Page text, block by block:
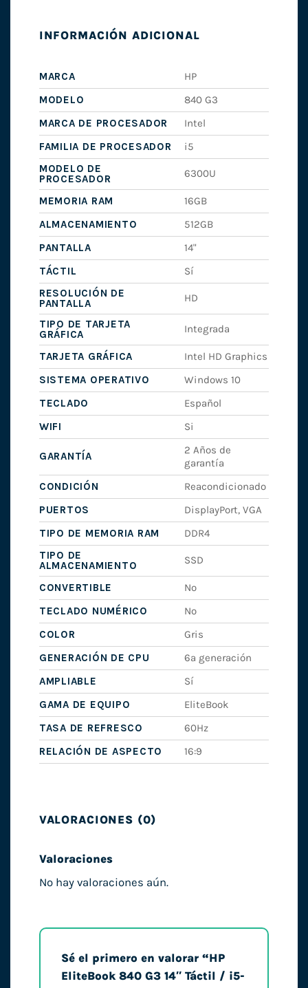
INFORMACIÓN ADICIONAL
MARCA
HP
MODELO
840 G3
MARCA DE PROCESADOR
Intel
FAMILIA DE PROCESADOR
i5
MODELO DE
PROCESADOR
6300U
MEMORIA RAM
16GB
ALMACENAMIENTO
512GB
PANTALLA
14"
TÁCTIL
Sí
RESOLUCIÓN DE
PANTALLA
HD
TIPO DE TARJETA
GRÁFICA
Integrada
TARJETA GRÁFICA
Intel HD Graphics
SISTEMA OPERATIVO
Windows 10
TECLADO
Español
WIFI
Si
GARANTÍA
2 Años de
garantía
CONDICIÓN
Reacondicionado
PUERTOS
DisplayPort, VGA
TIPO DE MEMORIA RAM
DDR4
TIPO DE
ALMACENAMIENTO
SSD
CONVERTIBLE
No
TECLADO NUMÉRICO
No
COLOR
Gris
GENERACIÓN DE CPU
6ª generación
AMPLIABLE
Sí
GAMA DE EQUIPO
EliteBook
TASA DE REFRESCO
60Hz
RELACIÓN DE ASPECTO
16:9
VALORACIONES (0)
Valoraciones
No hay valoraciones aún.
Sé el primero en valorar “HP
EliteBook 840 G3 14″ Táctil / i5-